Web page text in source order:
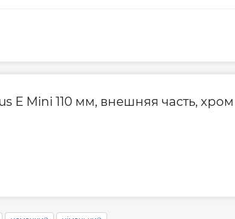
Mini 110 мм, внешняя часть, хром